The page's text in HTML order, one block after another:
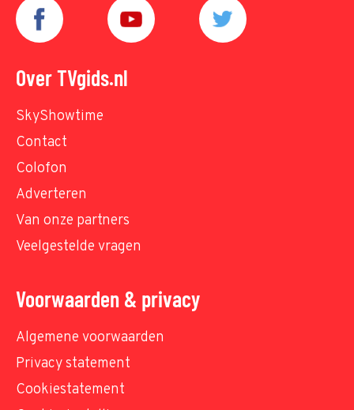
Over TVgids.nl
SkyShowtime
Contact
Colofon
Adverteren
Van onze partners
Veelgestelde vragen
Voorwaarden & privacy
Algemene voorwaarden
Privacy statement
Cookiestatement